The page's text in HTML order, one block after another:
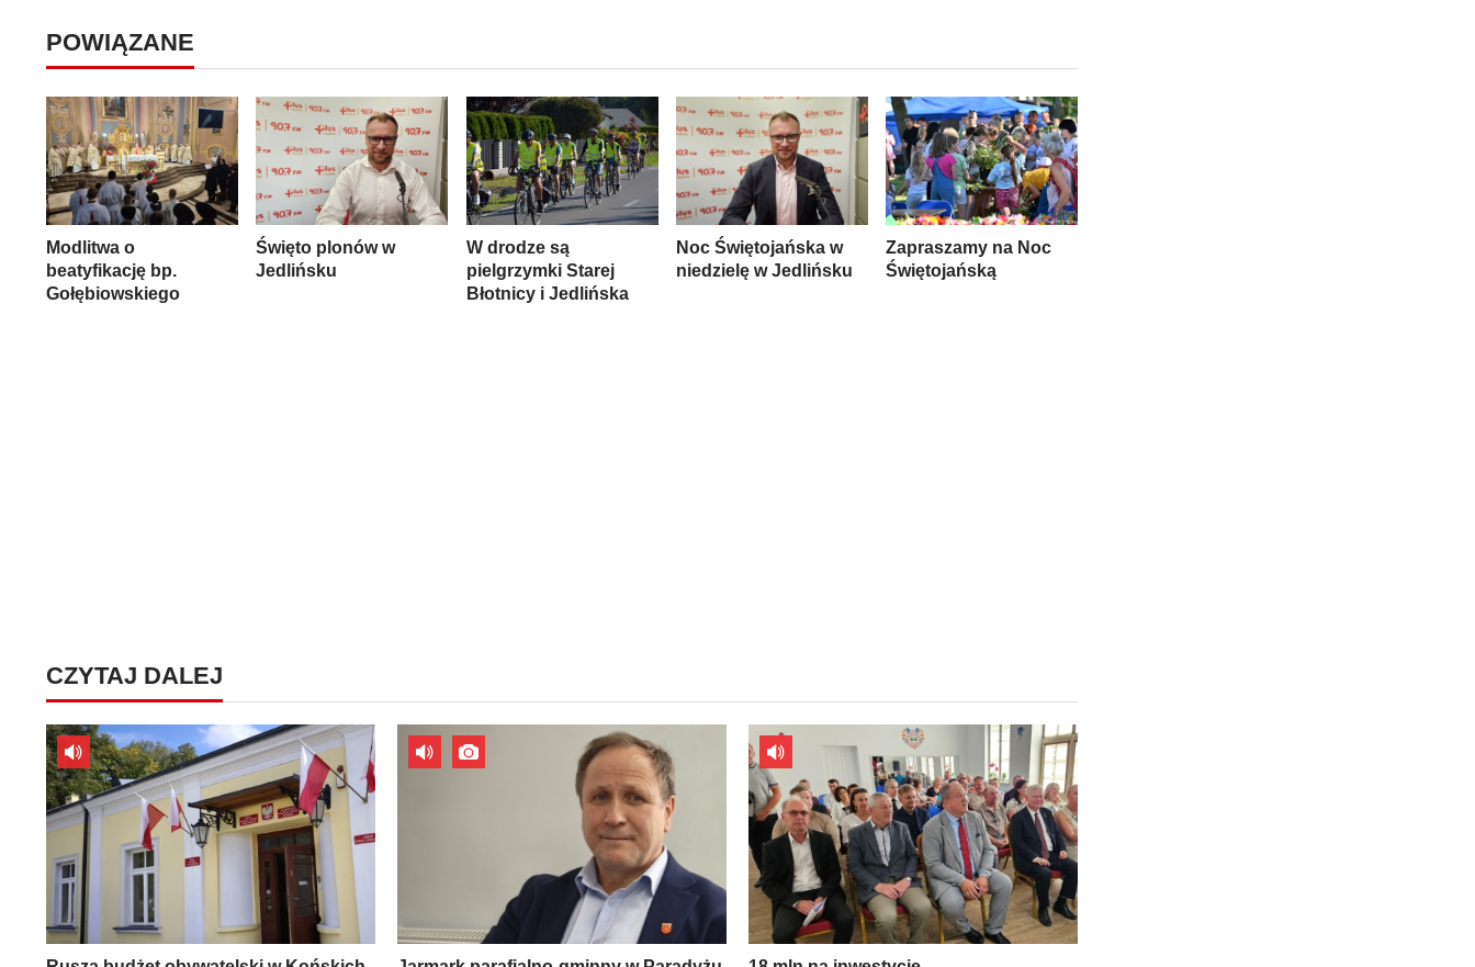
POWIĄZANE
Modlitwa o
beatyfikację bp.
Gołębiowskiego
Święto plonów w
Jedlińsku
W drodze są
pielgrzymki Starej
Błotnicy i Jedlińska
Noc Świętojańska w
niedzielę w Jedlińsku
Zapraszamy na Noc
Świętojańską
CZYTAJ DALEJ